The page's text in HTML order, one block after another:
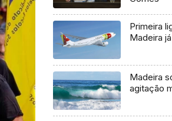
Primeira
Madeira
Madeira
agitação